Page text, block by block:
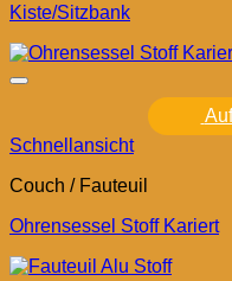
Kiste/Sitzbank
Schnellansicht
Couch / Fauteuil
Ohrensessel Stoff Kariert